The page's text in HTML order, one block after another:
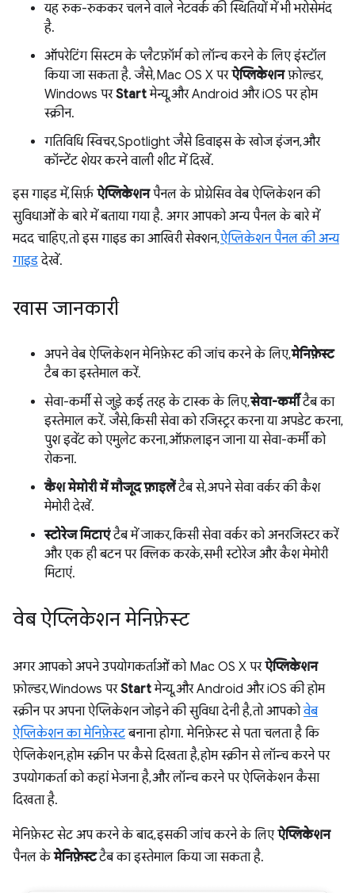
यह रुक-रुककर चलने वाले नेटवर्क की स्थितियों में भी भरोसेमंद
है.
ऑपरेटिंग सिस्टम के प्लैटफ़ॉर्म को लॉन्च करने के लिए इंस्टॉल
किया जा सकता है. जैसे, Mac OS X परऐप्लिकेशनफ़ोल्डर,
Windows परStartमेन्यू, और Android और iOS पर होम
स्क्रीन.
गतिविधि स्विचर, Spotlight जैसे डिवाइस के खोज इंजन, और
कॉन्टेंट शेयर करने वाली शीट में दिखें.
इस गाइड में, सिर्फ़ऐप्लिकेशनपैनल के प्रोग्रेसिव वेब ऐप्लिकेशन की
सुविधाओं के बारे में बताया गया है. अगर आपको अन्य पैनल के बारे में
मदद चाहिए, तो इस गाइड का आखिरी सेक्शन,ऐप्लिकेशन पैनल की अन्य
गाइडदेखें.
खास जानकारी
अपने वेब ऐप्लिकेशन मेनिफ़ेस्ट की जांच करने के लिए,मेनिफ़ेस्ट
टैब का इस्तेमाल करें.
सेवा-कर्मी से जुड़े कई तरह के टास्क के लिए,सेवा-कर्मीटैब का
इस्तेमाल करें. जैसे, किसी सेवा को रजिस्ट्रर करना या अपडेट करना,
पुश इवेंट को एमुलेट करना, ऑफ़लाइन जाना या सेवा-कर्मी को
रोकना.
कैश मेमोरी में मौजूद फ़ाइलेंटैब से, अपने सेवा वर्कर की कैश
मेमोरी देखें.
स्टोरेज मिटाएंटैब में जाकर, किसी सेवा वर्कर को अनरजिस्टर करें
और एक ही बटन पर क्लिक करके, सभी स्टोरेज और कैश मेमोरी
मिटाएं.
वेब ऐप्लिकेशन मेनिफ़ेस्ट
अगर आपको अपने उपयोगकर्ताओं को Mac OS X परऐप्लिकेशन
फ़ोल्डर, Windows परStartमेन्यू, और Android और iOS की होम
स्क्रीन पर अपना ऐप्लिकेशन जोड़ने की सुविधा देनी है, तो आपकोवेब
ऐप्लिकेशन का मेनिफ़ेस्टबनाना होगा. मेनिफ़ेस्ट से पता चलता है कि
ऐप्लिकेशन, होम स्क्रीन पर कैसे दिखता है, होम स्क्रीन से लॉन्च करने पर
उपयोगकर्ता को कहां भेजना है, और लॉन्च करने पर ऐप्लिकेशन कैसा
दिखता है.
मेनिफ़ेस्ट सेट अप करने के बाद, इसकी जांच करने के लिएऐप्लिकेशन
पैनल केमेनिफ़ेस्टटैब का इस्तेमाल किया जा सकता है.